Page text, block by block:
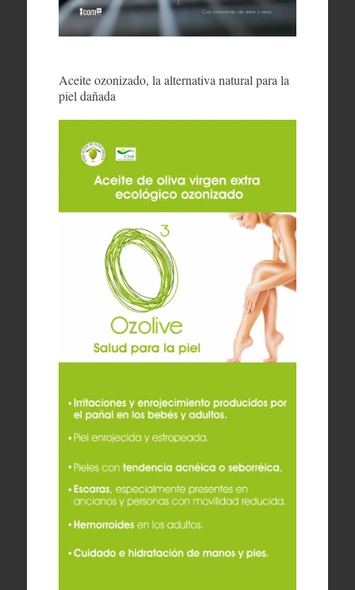
Aceite ozonizado, la alternativa natural para la
piel dañada